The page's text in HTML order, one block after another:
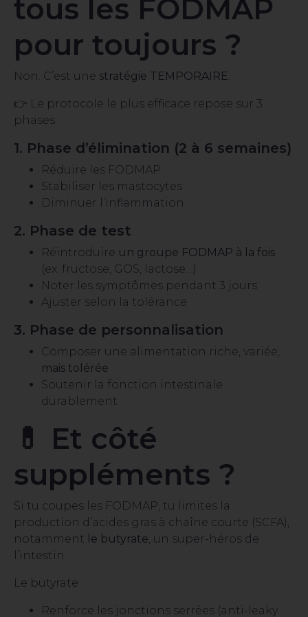
tous les FODMAP
pour toujours ?
Non. C’est une stratégie TEMPORAIRE.
👉 Le protocole le plus efficace repose sur 3
phases :
1. Phase d’élimination (2 à 6 semaines)
Réduire les FODMAP
Stabiliser les mastocytes
Diminuer l’inflammation
2. Phase de test
Réintroduire un groupe FODMAP à la fois
(ex. fructose, GOS, lactose…)
Noter les symptômes pendant 3 jours
Ajuster selon la tolérance
3. Phase de personnalisation
Composer une alimentation riche, variée,
mais tolérée
Soutenir la fonction intestinale
durablement
💊 Et côté
suppléments ?
Si tu coupes les FODMAP, tu limites la
production d’acides gras à chaîne courte (SCFA),
notamment le butyrate, un super-héros de
l’intestin.
Le butyrate :
Renforce les jonctions serrées (anti-leaky